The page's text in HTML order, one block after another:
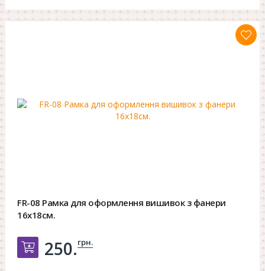
FR-08 Рамка для оформлення вишивок з фанери
16х18см.
Добавить в корзину
250.грн.